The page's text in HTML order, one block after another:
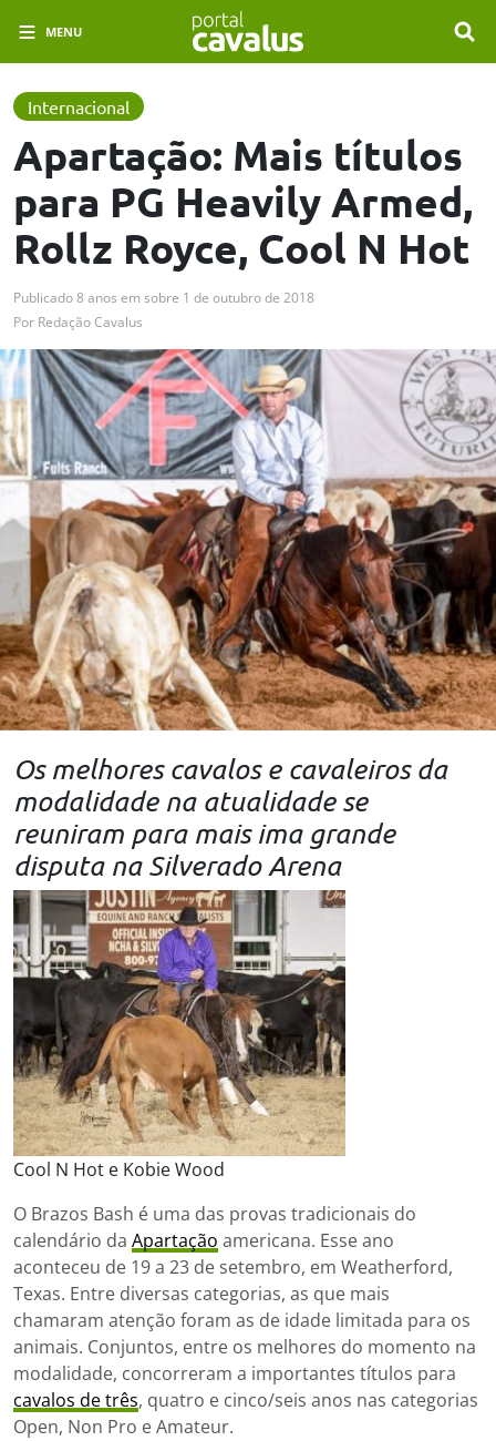
MENU
Internacional
Apartação: Mais títulos
para PG Heavily Armed,
Rollz Royce, Cool N Hot
Publicado8 anos em sobre 1 de outubro de 2018
Por Redação Cavalus
Os melhores cavalos e cavaleiros da
modalidade na atualidade se
reuniram para mais ima grande
disputa na Silverado Arena
Cool N Hot e Kobie Wood
O Brazos Bash é uma das provas tradicionais do
calendário da Apartação americana. Esse ano
aconteceu de 19 a 23 de setembro, em Weatherford,
Texas. Entre diversas categorias, as que mais
chamaram atenção foram as de idade limitada para os
animais. Conjuntos, entre os melhores do momento na
modalidade, concorreram a importantes títulos para
cavalos de três, quatro e cinco/seis anos nas categorias
Open, Non Pro e Amateur.